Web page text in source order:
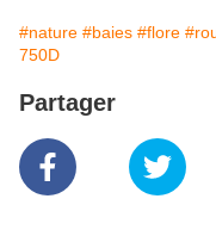
#nature #baies #flore
750D
Partager